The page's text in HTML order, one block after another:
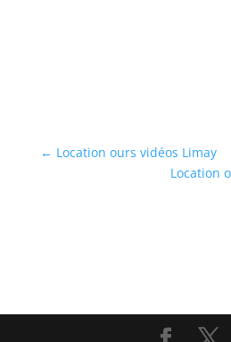
← Location ours vidéos Limay
Location